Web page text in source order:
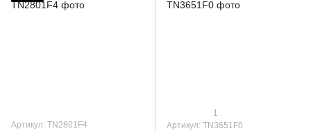
Артикул: TN2801F4
1
Артикул: TN3651F0